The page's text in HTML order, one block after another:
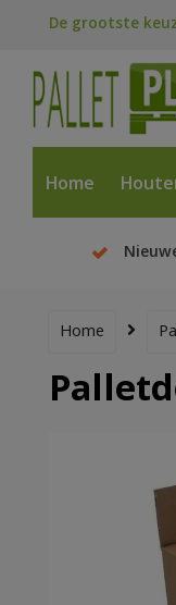
De grootste
Home
Home